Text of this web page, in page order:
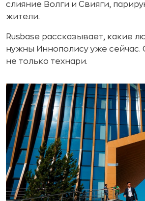
слияние Волги и Свияги,
жители.
Rusbase рассказывает, какие
нужны Иннополису уже сейчас.
не только технари.